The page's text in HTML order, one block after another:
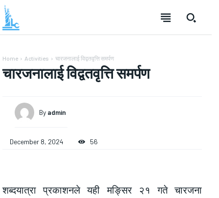
Home Activities चारजनालाई विद्वतवृत्ति समर्पण
चारजनालाई विद्वतवृत्ति समर्पण
By admin
December 8, 2024 56
शब्दयात्रा प्रकाशनले यही मङ्सिर २१ गते चारजना